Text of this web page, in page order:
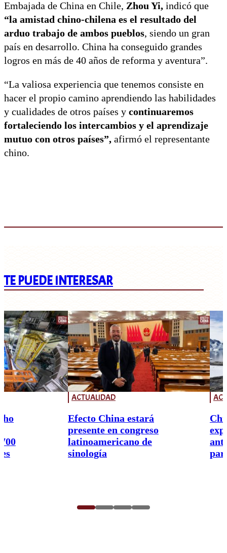
Embajada de China en Chile, Zhou Yi, indicó que
“la amistad chino-chilena es el resultado del
arduo trabajo de ambos pueblos, siendo un gran
país en desarrollo. China ha conseguido grandes
logros en más de 40 años de reforma y aventura”.
“La valiosa experiencia que tenemos consiste en
hacer el propio camino aprendiendo las habilidades
y cualidades de otros países y continuaremos
fortaleciendo los intercambios y el aprendizaje
mutuo con otros países”, afirmó el representante
chino.
TE PUEDE INTERESAR
ACTUALIDAD
Efecto China estará
presente en congreso
latinoamericano de
sinología